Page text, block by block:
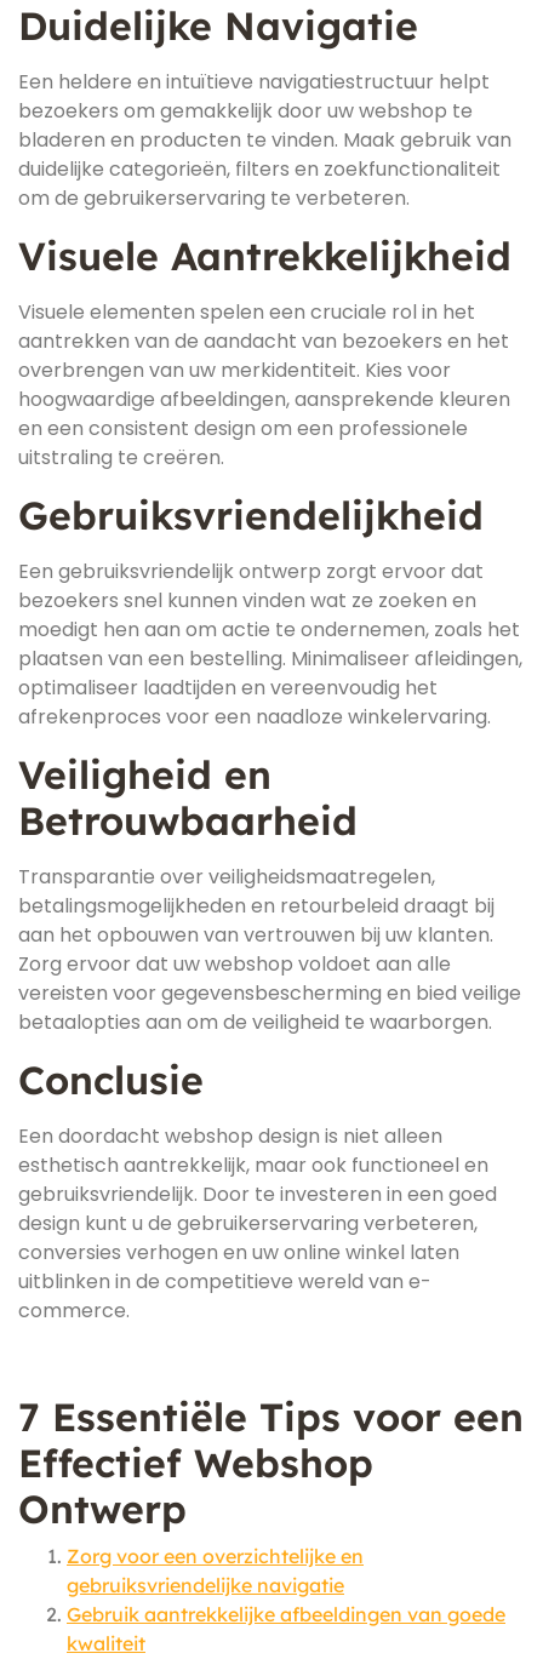
Duidelijke Navigatie
Een heldere en intuïtieve navigatiestructuur helpt
bezoekers om gemakkelijk door uw webshop te
bladeren en producten te vinden. Maak gebruik van
duidelijke categorieën, filters en zoekfunctionaliteit
om de gebruikerservaring te verbeteren.
Visuele Aantrekkelijkheid
Visuele elementen spelen een cruciale rol in het
aantrekken van de aandacht van bezoekers en het
overbrengen van uw merkidentiteit. Kies voor
hoogwaardige afbeeldingen, aansprekende kleuren
en een consistent design om een professionele
uitstraling te creëren.
Gebruiksvriendelijkheid
Een gebruiksvriendelijk ontwerp zorgt ervoor dat
bezoekers snel kunnen vinden wat ze zoeken en
moedigt hen aan om actie te ondernemen, zoals het
plaatsen van een bestelling. Minimaliseer afleidingen,
optimaliseer laadtijden en vereenvoudig het
afrekenproces voor een naadloze winkelervaring.
Veiligheid en
Betrouwbaarheid
Transparantie over veiligheidsmaatregelen,
betalingsmogelijkheden en retourbeleid draagt bij
aan het opbouwen van vertrouwen bij uw klanten.
Zorg ervoor dat uw webshop voldoet aan alle
vereisten voor gegevensbescherming en bied veilige
betaalopties aan om de veiligheid te waarborgen.
Conclusie
Een doordacht webshop design is niet alleen
esthetisch aantrekkelijk, maar ook functioneel en
gebruiksvriendelijk. Door te investeren in een goed
design kunt u de gebruikerservaring verbeteren,
conversies verhogen en uw online winkel laten
uitblinken in de competitieve wereld van e-
commerce.
7 Essentiële Tips voor een
Effectief Webshop
Ontwerp
Zorg voor een overzichtelijke en
gebruiksvriendelijke navigatie
Gebruik aantrekkelijke afbeeldingen van goede
kwaliteit